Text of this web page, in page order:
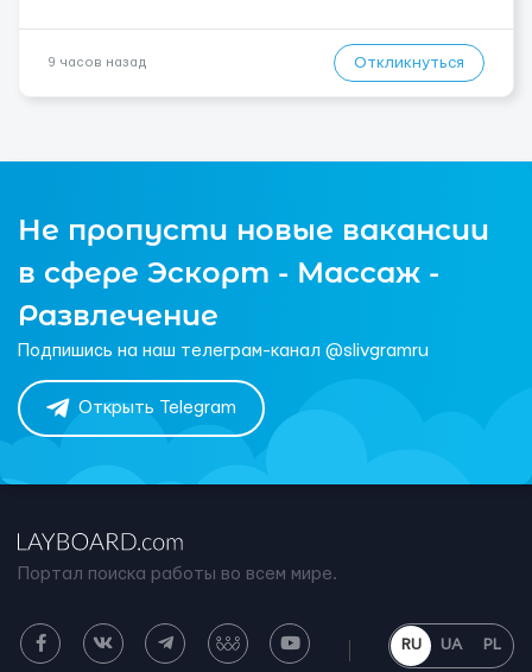
9 часов назад Откликнуться
Не пропусти новые вакансии
в сфере Эскорт - Массаж -
Развлечение
Подпишись на наш телеграм-канал @slivgramru
Открыть Telegram
Портал поиска работы во всем мире.
RU UA PL